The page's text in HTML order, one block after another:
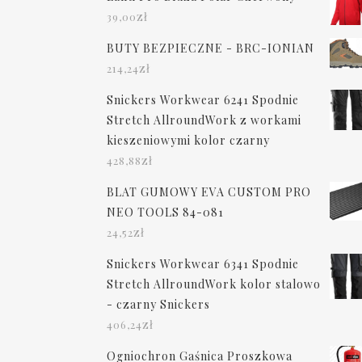
39,00zł
BUTY BEZPIECZNE - BRC-IONIAN
214,24zł
Snickers Workwear 6241 Spodnie
Stretch AllroundWork z workami
kieszeniowymi kolor czarny
428,88zł
BLAT GUMOWY EVA CUSTOM PRO
NEO TOOLS 84-081
24,52zł
Snickers Workwear 6341 Spodnie
Stretch AllroundWork kolor stalowo
- czarny Snickers
406,24zł
Ogniochron Gaśnica Proszkowa